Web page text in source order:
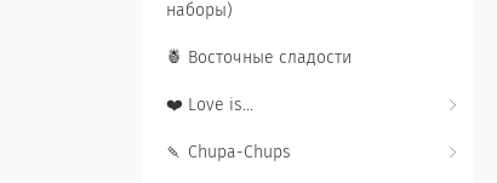
наборы)
🍍 Восточные сладости
❤️ Love is...
🍡 Chupa-Chups